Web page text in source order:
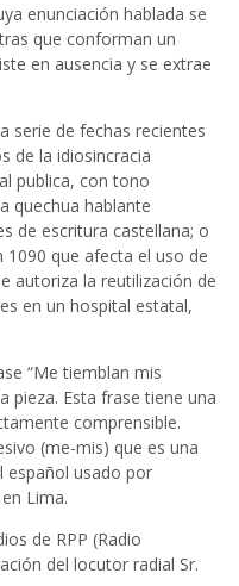
enunciación hablada se
que conforman un
en ausencia y se extrae
serie de fechas recientes
de la idiosincracia
publica, con tono
quechua hablante
de escritura castellana; o
1090 que afecta el uso de
autoriza la reutilización de
en un hospital estatal,
“Me tiemblan mis
pieza. Esta frase tiene una
comprensible.
(me-mis) que es una
español usado por
Lima.
de RPP (Radio
del locutor radial Sr.